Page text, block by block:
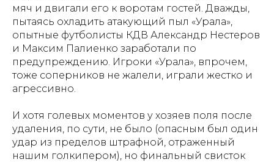
мяч и двигали его к воротам гостей. Дважды,
пытаясь охладить атакующий пыл «Урала»,
опытные футболисты КДВ Александр Нестеров
и Максим Палиенко заработали по
предупреждению. Игроки «Урала», впрочем,
тоже соперников не жалели, играли жестко и
агрессивно.
И хотя голевых моментов у хозяев поля после
удаления, по сути, не было (опасным был один
удар из пределов штрафной, отраженный
нашим голкипером), но финальный свисток